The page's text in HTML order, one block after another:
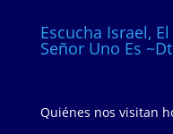
Escucha Israel,
Señor Uno Es
Quiénes nos visitan